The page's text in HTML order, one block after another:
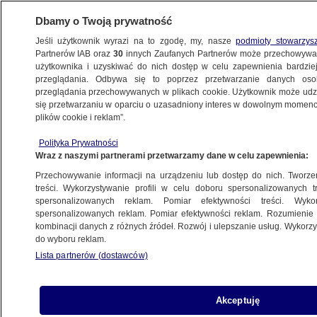
POLSKA
konflikt z Iranem. "To jest moment prawdy"
4.03.2026, 15:09
Posłuchaj artykułu
Czyta lektor AI
Dbamy o Twoją prywatność
Jeśli użytkownik wyrazi na to zgodę, my, naszepodmioty
Partnerów IAB oraz30 innych Zaufanych Partnerów może
użytkownika i uzyskiwać do nich dostęp w celu zapewnienia
przeglądania. Odbywa się to poprzez przetwarzanie danych
przeglądania przechowywanych w plikach cookie. Użytkownik może
się przetwarzaniu w oparciu o uzasadniony interes w dowolnym
plików cookie i reklam”.
Polityka Prywatności
Wraz z naszymi partnerami przetwarzamy dane w celu zapewnienia:
Przechowywanie informacji na urządzeniu lub dostęp do nich.
treści. Wykorzystywanie profili w celu doboru spersonalizowanych
spersonalizowanych reklam. Pomiar efektywności treści.
spersonalizowanych reklam. Pomiar efektywności reklam.
kombinacji danych z różnych źródeł. Rozwój i ulepszanie usług.
do wyboru reklam.
Lista partnerów (dostawców)
Akceptuję